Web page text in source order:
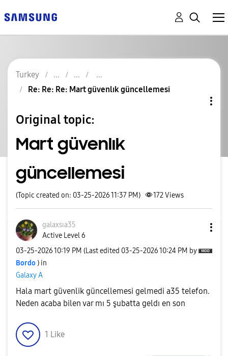
Turkey
Re: Re: Re: Mart güvenlık güncellemesi
Original topic:
Mart güvenlık
güncellemesi
(Topic created on: 03-25-2026 11:37 PM) 172Views
galaxsıa35
Active Level 6
‎03-25-202610:19 PM (Last edited ‎03-25-202610:24 PM by
Bordo ) in
Galaxy A
Hala mart güvenlik güncellemesi gelmedi a35 telefon.
Neden acaba bilen var mı 5 şubatta geldı en son
1 Like